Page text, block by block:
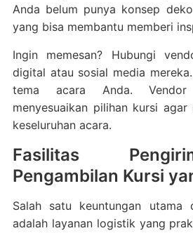
Anda belum punya konsep
yang bisa membantu memberi
Ingin memesan? Hubungi
digital atau sosial media
tema acara Anda. Vendor
menyesuaikan pilihan kursi
keseluruhan acara.
Fasilitas
Pengambilan Kursi
Salah satu keuntungan utama
adalah layanan logistik yang